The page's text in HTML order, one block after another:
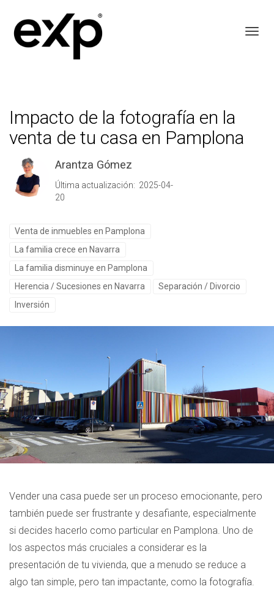
Impacto de la fotografía en la
venta de tu casa en Pamplona
Arantza Gómez
Última actualización: 2025-04-
20
Venta de inmuebles en Pamplona
La familia crece en Navarra
La familia disminuye en Pamplona
Herencia / Sucesiones en Navarra
Separación / Divorcio
Inversión
Vender una casa puede ser un proceso emocionante, pero
también puede ser frustrante y desafiante, especialmente
si decides hacerlo como particular en Pamplona. Uno de
los aspectos más cruciales a considerar es la
presentación de tu vivienda, que a menudo se reduce a
algo tan simple, pero tan impactante, como la fotografía.